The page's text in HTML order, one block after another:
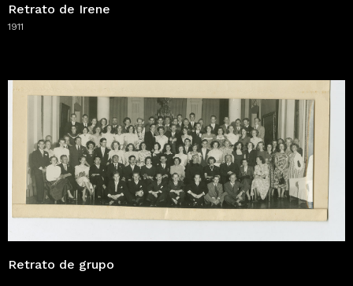
Retrato de Irene
1911
Retrato de grupo